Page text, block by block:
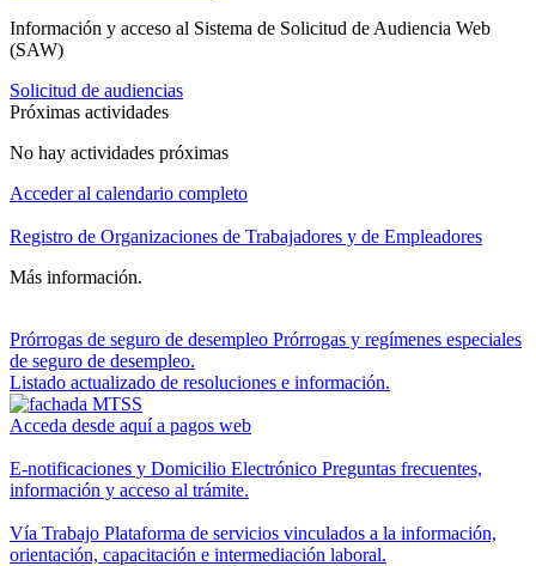
Información y acceso al Sistema de Solicitud de Audiencia Web
(SAW)
Solicitud de audiencias
Próximas actividades
No hay actividades próximas
Acceder al calendario completo
Registro de Organizaciones de Trabajadores y de Empleadores
Más información.
Prórrogas de seguro de desempleo Prórrogas y regímenes especiales
de seguro de desempleo.
Listado actualizado de resoluciones e información.
Acceda desde aquí a pagos web
E-notificaciones y Domicilio Electrónico Preguntas frecuentes,
información y acceso al trámite.
Vía Trabajo Plataforma de servicios vinculados a la información,
orientación, capacitación e intermediación laboral.